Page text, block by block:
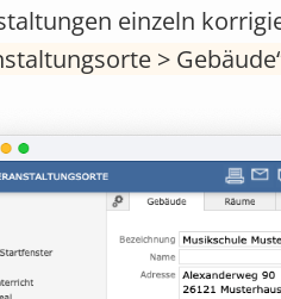
einzeln
> Gebäude